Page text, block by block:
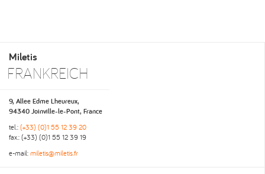
Miletis
FRANKREICH
9, Allee Edme Lheureux,
94340 Joinville-le-Pont, France
tel.: (+33) (0)1 55 12 39 20
fax.: (+33) (0)1 55 12 39 19
e-mail: miletis@miletis.fr